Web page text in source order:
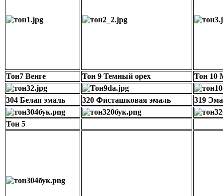
Тон7 Венге Тон 9 Темный орех Тон 10
304 Белая эмаль 320 Фисташковая эмаль 319
Тон 5